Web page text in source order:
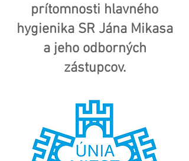
prítomnosti hlavného
hygienika SR Jána Mikasa
a jeho odborných
zástupcov.